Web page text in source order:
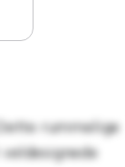
rummelige